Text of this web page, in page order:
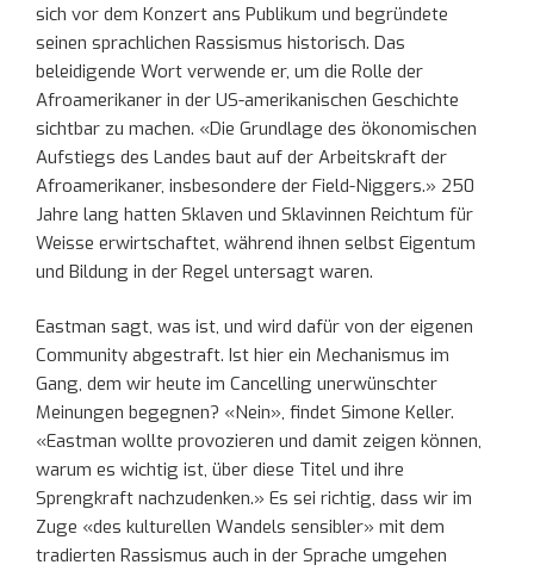
sich vor dem Konzert ans Publikum und begründete
seinen sprachlichen Rassismus historisch. Das
beleidigende Wort verwende er, um die Rolle der
Afroamerikaner in der US-amerikanischen Geschichte
sichtbar zu machen. «Die Grundlage des ökonomischen
Aufstiegs des Landes baut auf der Arbeitskraft der
Afroamerikaner, insbesondere der Field-Niggers.» 250
Jahre lang hatten Sklaven und Sklavinnen Reichtum für
Weisse erwirtschaftet, während ihnen selbst Eigentum
und Bildung in der Regel untersagt waren.
Eastman sagt, was ist, und wird dafür von der eigenen
Community abgestraft. Ist hier ein Mechanismus im
Gang, dem wir heute im Cancelling unerwünschter
Meinungen begegnen? «Nein», findet Simone Keller.
«Eastman wollte provozieren und damit zeigen können,
warum es wichtig ist, über diese Titel und ihre
Sprengkraft nachzudenken.» Es sei richtig, dass wir im
Zuge «des kulturellen Wandels sensibler» mit dem
tradierten Rassismus auch in der Sprache umgehen